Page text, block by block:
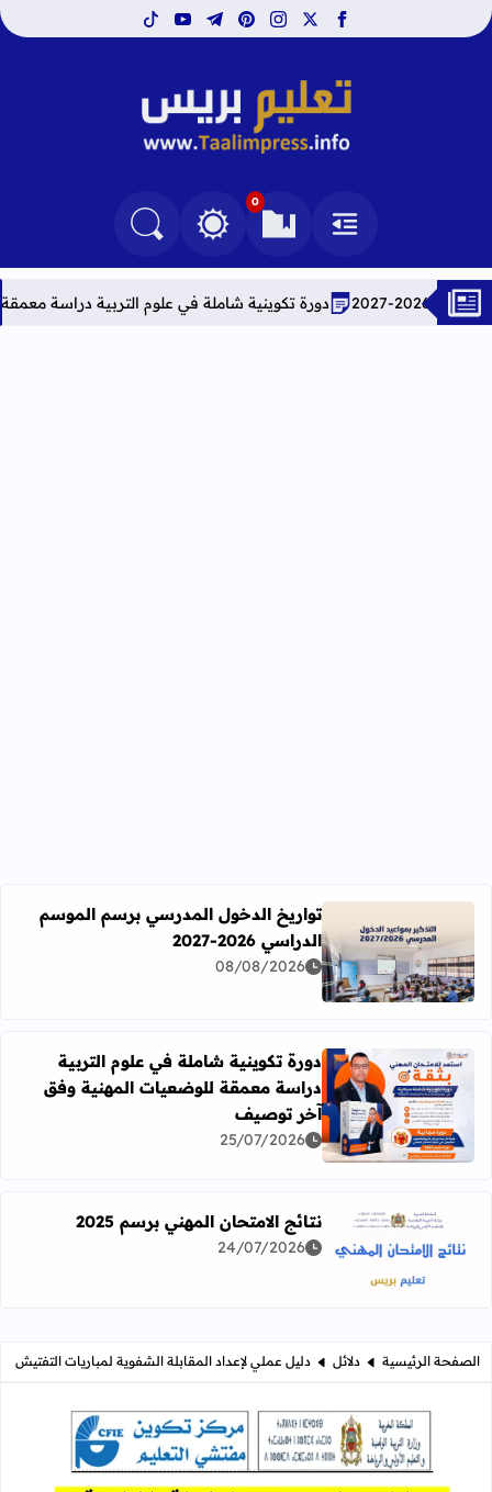
facebook
x
instagram
pinterest
telegram
youtube
tiktok
تعليم بريس TaalimPress
القائمة
0
العلامات المرجعيةالتغيير بين الوضع النهاري والداكن
البحث في المدونة
دورة تكوينية شاملة في علوم التربية دراسة معمقة للوضعيات
اقرأ المزيد عن تواريخ الدخول المدرسي برسم الموسم الدراسي 2026-
تواريخ الدخول المدرسي برسم الموسم
الدراسي 2026-2027
08/08/2026
اقرأ المزيد عن دورة تكوينية شاملة في علوم التربية
دورة تكوينية شاملة في علوم التربية
دراسة معمقة للوضعيات المهنية وفق
آخر توصيف
25/07/2026
اقرأ المزيد عن نتائج الامتحان المهني برسم 2025
نتائج الامتحان المهني برسم 2025
24/07/2026
الصفحة الرئيسية دلائل دليل عملي لإعداد المقابلة الشفوية لمباريات التفتيش